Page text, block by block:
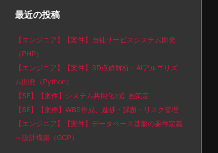
最近の投稿
【エンジニア】【案件】自社サービスシステム開発
（PHP）
【エンジニア】【案件】3D点群解析・AIアルゴリズ
ム開発（Python）
【SE】【案件】システム共用化の計画策定
【SE】【案件】WBS作成、進捗・課題・リスク管理
【エンジニア】【案件】データベース基盤の要件定義
～設計構築（GCP）